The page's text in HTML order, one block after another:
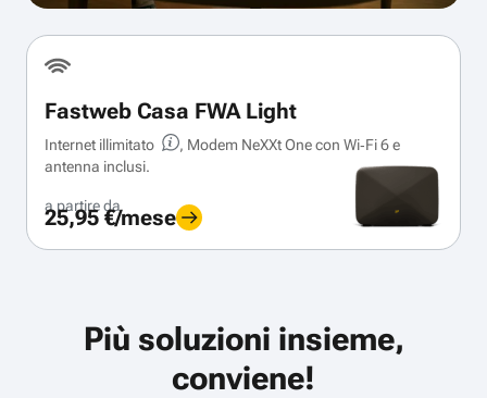
Fastweb Casa FWA Light
Internet illimitato
, Modem NeXXt One con Wi‑Fi 6 e
antenna inclusi.
a partire da
25,95 €/mese
Più soluzioni insieme,
conviene!